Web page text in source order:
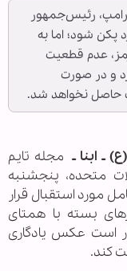
رئیس‌جمهور
پکن شود؛ اما به
عدم قطعیت
و در صورت
حاصل نخواهد شد.
ـ ابنا ـ مجله تایم
متحده، پنجشنبه
مورد استقبال قرار
بسته با همتای
است عکس یادگاری
کند.